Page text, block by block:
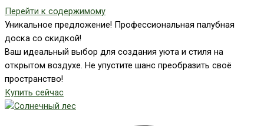
Перейти к содержимому
Уникальное предложение! Профессиональная палубная
доска со скидкой!
Ваш идеальный выбор для создания уюта и стиля на
открытом воздухе. Не упустите шанс преобразить своё
пространство!
Купить сейчас